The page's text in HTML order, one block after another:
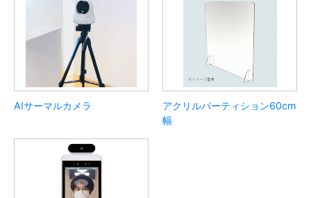
AIサーマルカメラ
アクリルパーティション60cm
幅